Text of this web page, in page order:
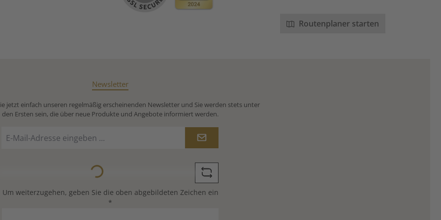
Routenplaner starten
Newsletter
jetzt einfach unseren regelmäßig erscheinenden Newsletter und Sie werden stets unter
den Ersten sein, die über neue Produkte und Angebote informiert werden.
Mail-
Loading...
Um weiterzugehen, geben Sie die oben abgebildeten Zeichen ein
*